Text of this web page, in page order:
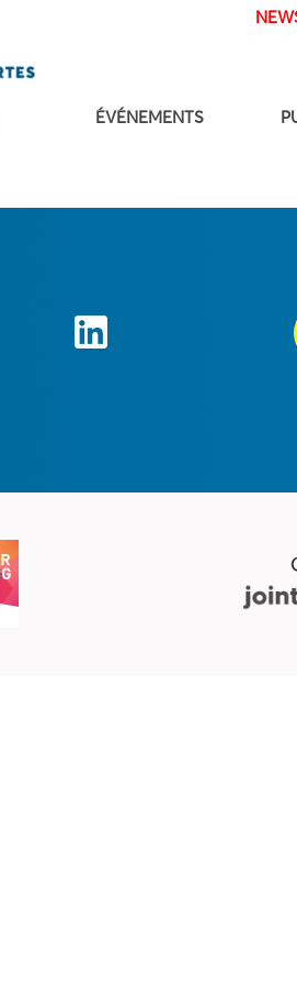
ÉVÉNEMENTS